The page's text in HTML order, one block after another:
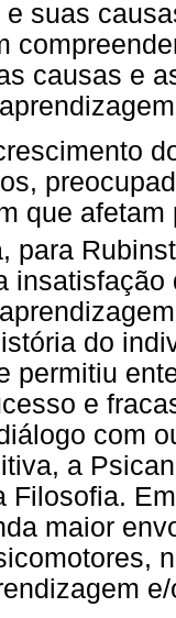
suas
causas e
que
para
do
permitiu
e
com
a
Filosofia.
maior